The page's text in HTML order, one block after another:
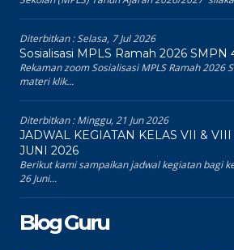
Diterbitkan :Selasa, 7 Jul 2026
Sosialisasi MPLS Ramah 2026 SMPN
Rekaman zoom Sosialisasi MPLS Ramah 2026
materi klik...
Diterbitkan :Minggu, 21 Jun 2026
JADWAL KEGIATAN KELAS VII & VIII
JUNI 2026
Berikut kami sampaikan jadwal kegiatan bagi
26 Juni...
Blog Guru